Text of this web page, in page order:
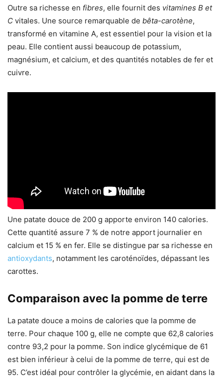
Outre sa richesse en fibres, elle fournit des vitamines B et
C vitales. Une source remarquable de bêta-carotène,
transformé en vitamine A, est essentiel pour la vision et la
peau. Elle contient aussi beaucoup de potassium,
magnésium, et calcium, et des quantités notables de fer et
cuivre.
Une patate douce de 200 g apporte environ 140 calories.
Cette quantité assure 7 % de notre apport journalier en
calcium et 15 % en fer. Elle se distingue par sa richesse en
antioxydants, notamment les caroténoïdes, dépassant les
carottes.
Comparaison avec la pomme de terre
La patate douce a moins de calories que la pomme de
terre. Pour chaque 100 g, elle ne compte que 62,8 calories
contre 93,2 pour la pomme. Son indice glycémique de 61
est bien inférieur à celui de la pomme de terre, qui est de
95. C’est idéal pour contrôler la glycémie, en aidant dans la